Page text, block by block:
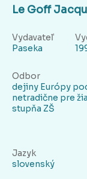
Le Goff
Vydavateľ
Paseka
Odbor
dejiny Európy
netradične pre
stupňa ZŠ
Jazyk
slovenský